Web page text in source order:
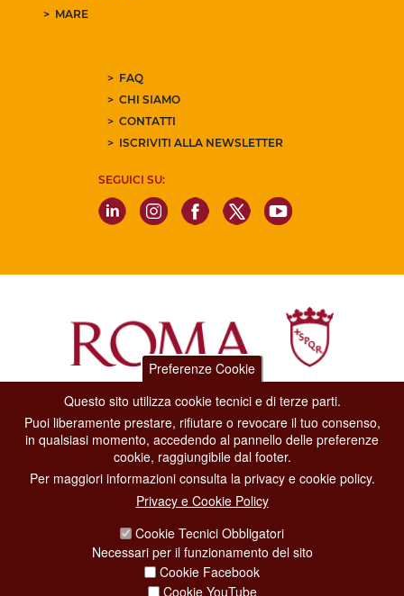
MARE
FAQ
CHI SIAMO
CONTATTI
ISCRIVITI ALLA NEWSLETTER
SEGUICI SU:
Dipartimento Grandi Eventi, Sport, Turismo e Moda.
Via di San Basilio, 51
00187 Roma
CONTACT CENTER TEL. 06 06 08
CONTATTA LA REDAZIONE
Preferenze Cookie
Questo sito utilizza cookie tecnici e di terze parti.
Puoi liberamente prestare, rifiutare o revocare il tuo consenso,
in qualsiasi momento, accedendo al pannello delle preferenze
cookie, raggiungibile dal footer.
Per maggiori informazioni consulta la privacy e cookie policy.
Privacy e Cookie Policy
Cookie Tecnici Obbligatori
Necessari per il funzionamento del sito
Cookie Facebook
Cookie YouTube